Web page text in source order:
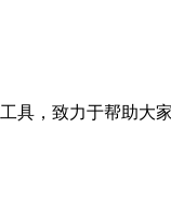
具，致力于帮助大